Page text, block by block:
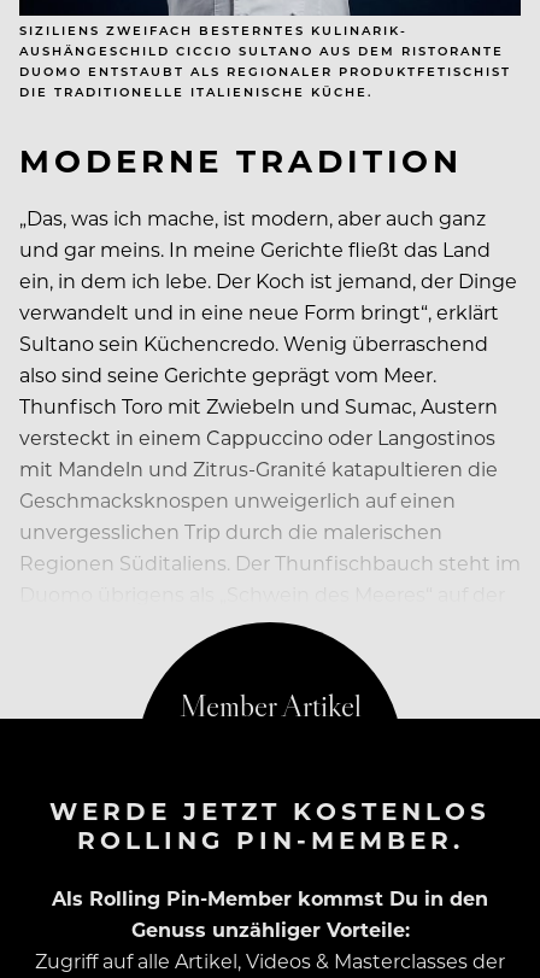
SIZILIENS ZWEIFACH BESTERNTES KULINARIK-
AUSHÄNGESCHILD CICCIO SULTANO AUS DEM RISTORANTE
DUOMO ENTSTAUBT ALS REGIONALER PRODUKTFETISCHIST
DIE TRADITIONELLE ITALIENISCHE KÜCHE.
MODERNE TRADITION
„Das, was ich mache, ist modern, aber auch ganz
und gar meins. In meine Gerichte fließt das Land
ein, in dem ich lebe. Der Koch ist jemand, der Dinge
verwandelt und in eine neue Form bringt“, erklärt
Sultano sein Küchencredo. Wenig überraschend
also sind seine Gerichte geprägt vom Meer.
Thunfisch Toro mit Zwiebeln und Sumac, Austern
versteckt in einem Cappuccino oder Langostinos
mit Mandeln und Zitrus-Granité katapultieren die
Geschmacksknospen unweigerlich auf einen
unvergesslichen Trip durch die malerischen
Regionen Süditaliens. Der Thunfischbauch steht im
WERDE JETZT KOSTENLOS
ROLLING PIN-MEMBER.
Als Rolling Pin-Member kommst Du in den
Genuss unzähliger Vorteile:
Zugriff auf alle Artikel, Videos & Masterclasses der